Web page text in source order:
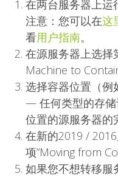
在两台服务器上运
注意：您可以在这
看用户指南。
在源服务器上选择
Machine to
选择容器位置（例
— 任何类型的存储
位置的源服务器的
在新的2019 /
项”Moving from
如果您不想转移服